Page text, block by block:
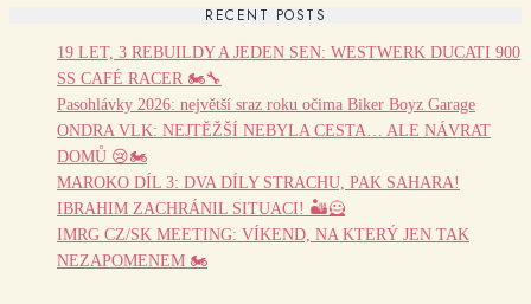
RECENT POSTS
19 LET, 3 REBUILDY A JEDEN SEN: WESTWERK DUCATI 900
SS CAFÉ RACER 🏍️🔧
Pasohlávky 2026: největší sraz roku očima Biker Boyz Garage
ONDRA VLK: NEJTĚŽŠÍ NEBYLA CESTA… ALE NÁVRAT
DOMŮ 😢🏍️
MAROKO DÍL 3: DVA DÍLY STRACHU, PAK SAHARA!
IBRAHIM ZACHRÁNIL SITUACI! 🏜️🦸
IMRG CZ/SK MEETING: VÍKEND, NA KTERÝ JEN TAK
NEZAPOMENEM 🏍️